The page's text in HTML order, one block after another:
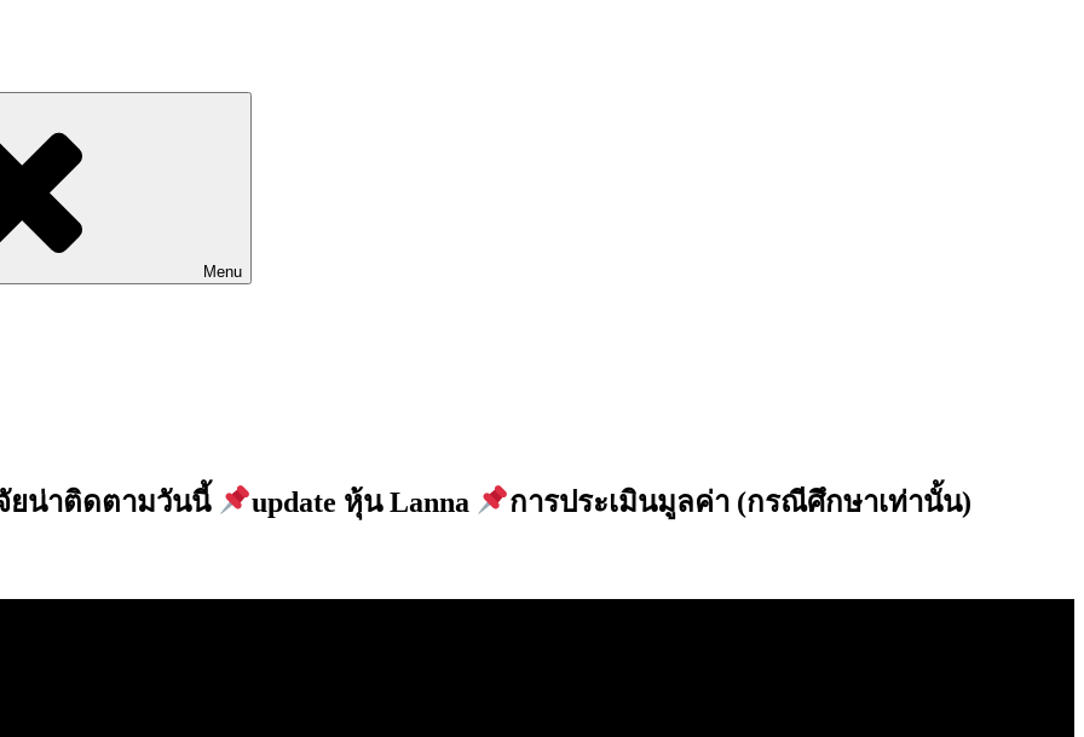
Menu
ยน่าติดตามวันนี้ update หุ้น Lanna การประเมินมูลค่า (กรณีศึกษาเท่านั้น)